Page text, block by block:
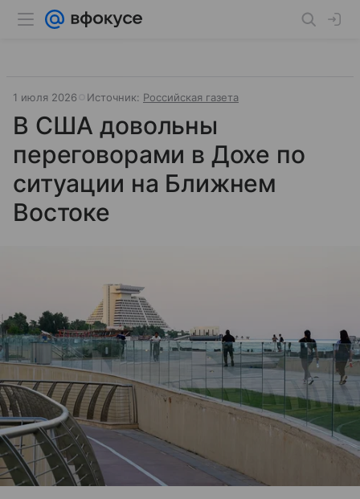
1 июля 2026 Источник: Российская газета
В США довольны
переговорами в Дохе по
ситуации на Ближнем
Востоке